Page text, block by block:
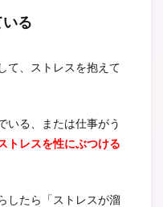
る
て、ストレスを抱えて
いる、または仕事がう
トレスを性にぶつける
したら「ストレスが溜